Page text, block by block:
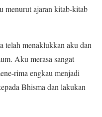
menurut ajaran kitab-kitab
telah menaklukkan aku dan
Aku merasa sangat
rima engkau menjadi
Bhisma dan lakukan